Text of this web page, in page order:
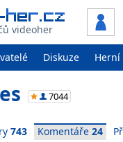
videoher
Diskuze Herní
7044
743 Komentáře 24